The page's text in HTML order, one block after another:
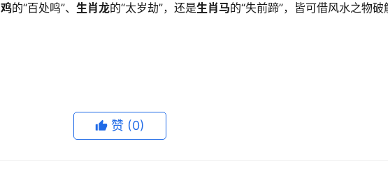
的“百处鸣”、 生肖龙的“太岁劫”，还是生肖马的“失前蹄”，皆可借风水之物破
赞 (0)